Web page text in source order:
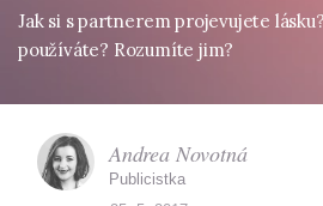
Jak si s partnerem projevujete
používáte? Rozumíte jim?
Andrea Novotná
Publicistka